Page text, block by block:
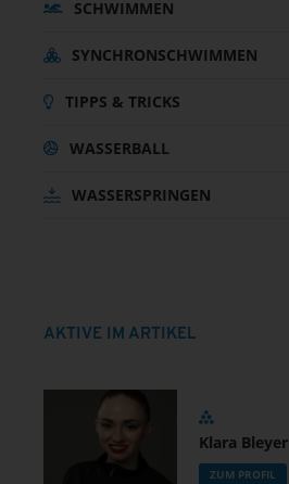
SCHWIMMEN
SYNCHRONSCHWIMMEN
TIPPS & TRICKS
WASSERBALL
WASSERSPRINGEN
AKTIVE IM ARTIKEL
Klara Bleyer
ZUM PROFIL